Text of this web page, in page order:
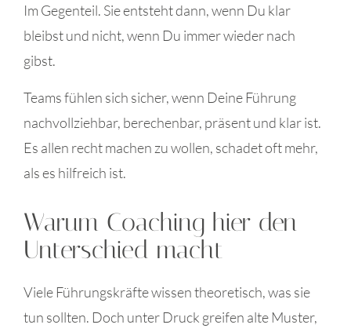
Im Gegenteil. Sie entsteht dann, wenn Du klar
bleibst und nicht, wenn Du immer wieder nach
gibst.
Teams fühlen sich sicher, wenn Deine Führung
nachvollziehbar, berechenbar, präsent und klar ist.
Es allen recht machen zu wollen, schadet oft mehr,
als es hilfreich ist.
Warum Coaching hier den
Unterschied macht
Viele Führungskräfte wissen theoretisch, was sie
tun sollten. Doch unter Druck greifen alte Muster,